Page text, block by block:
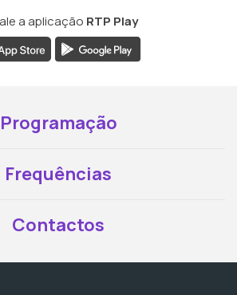
a aplicação RTP Play
Programação
Frequências
Contactos